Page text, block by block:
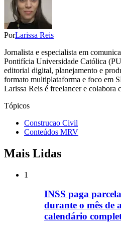
PorLarissa Reis
Jornalista e especialista em
Pontifícia Universidade Católica
editorial digital, planejamento e
formato multiplataforma e foco em
Larissa Reis é freelancer e colabora
Tópicos
Construcao Civil
Conteúdos MRV
Mais Lidas
1
INSS paga
durante o mês de
calendário